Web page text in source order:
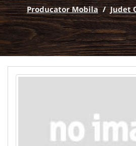
Producator Mobila / Judet